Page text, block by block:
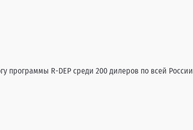
программы R-DEP среди 200 дилеров по всей России